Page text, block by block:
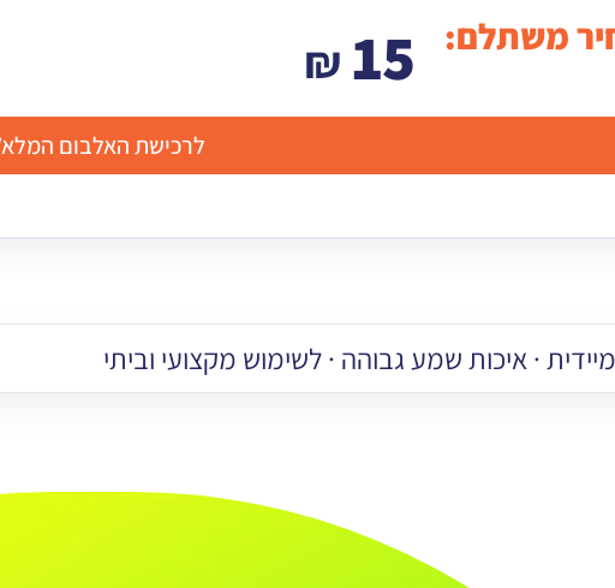
משתלם: ₪ 15
לרכישת האלבום המלא
· איכות שמע גבוהה · לשימוש מקצועי וביתי